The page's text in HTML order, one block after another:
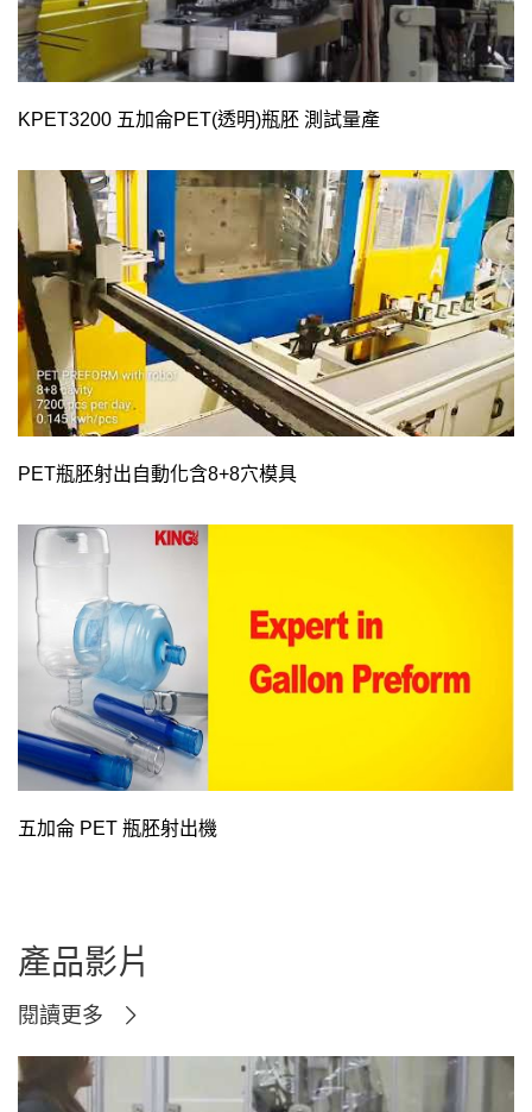
KPET3200 五加侖PET(透明)瓶胚 測試量產
PET瓶胚射出自動化含8+8穴模具
五加侖 PET 瓶胚射出機
產品影片
閱讀更多